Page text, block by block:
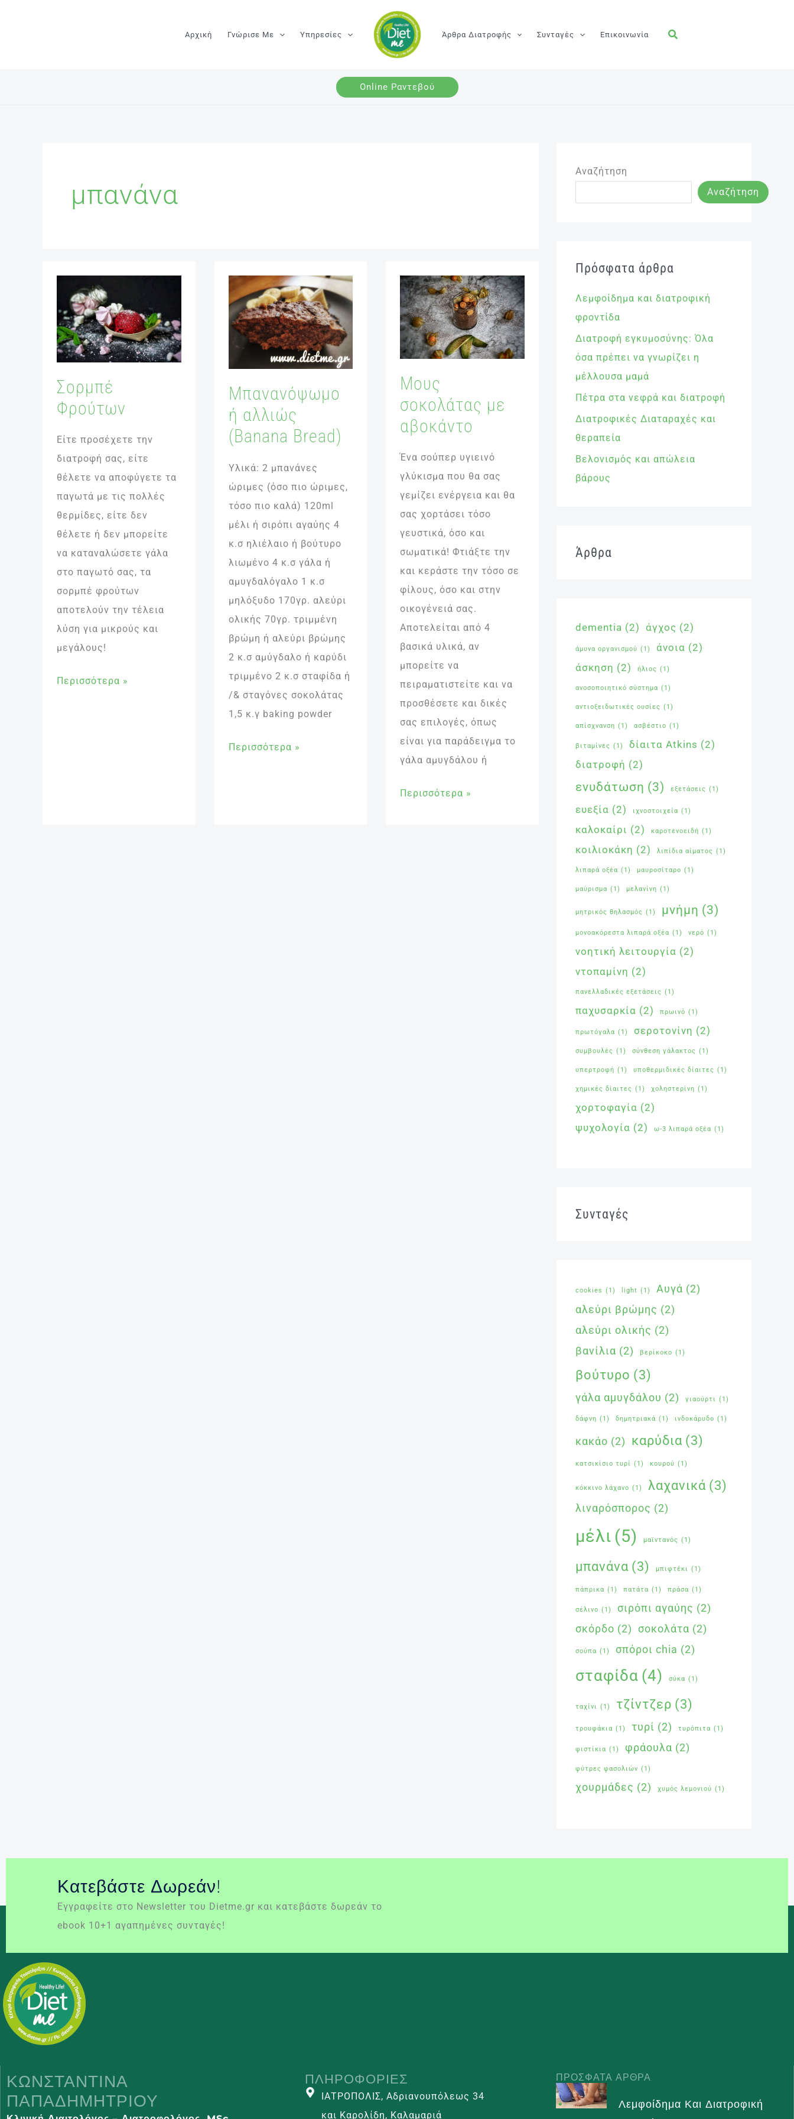
Αρχική Γνώρισε Με Υπηρεσίες Άρθρα Διατροφής Συνταγές Επικοινωνία
Online Ραντεβού
μπανάνα
Σορμπέ
Φρούτων
Είτε προσέχετε την
διατροφή σας, είτε
θέλετε να αποφύγετε τα
παγωτά με τις πολλές
θερμίδες, είτε δεν
θέλετε ή δεν μπορείτε
να καταναλώσετε γάλα
στο παγωτό σας, τα
σορμπέ φρούτων
αποτελούν την τέλεια
λύση για μικρούς και
μεγάλους!
Φρούτων
Περισσότερα »
Μπανανόψωμο
ή αλλιώς
(Banana Bread)
Υλικά: 2 μπανάνες
ώριμες (όσο πιο ώριμες,
τόσο πιο καλά) 120ml
μέλι ή σιρόπι αγαύης 4
κ.σ ηλιέλαιο ή βούτυρο
λιωμένο 4 κ.σ γάλα ή
αμυγδαλόγαλο 1 κ.σ
μηλόξυδο 170γρ. αλεύρι
ολικής 70γρ. τριμμένη
βρώμη ή αλεύρι βρώμης
2 κ.σ αμύγδαλο ή καρύδι
τριμμένο 2 κ.σ σταφίδα ή
/& σταγόνες σοκολάτας
1,5 κ.γ baking powder
Μπανανόψωμο
ή
αλλιώς
(Banana
Περισσότερα »
Μους
σοκολάτας με
αβοκάντο
Ένα σούπερ υγιεινό
γλύκισμα που θα σας
γεμίζει ενέργεια και θα
σας χορτάσει τόσο
γευστικά, όσο και
σωματικά! Φτιάξτε την
και κεράστε την τόσο σε
φίλους, όσο και στην
οικογένειά σας.
Αποτελείται από 4
βασικά υλικά, αν
μπορείτε να
πειραματιστείτε και να
προσθέσετε και δικές
σας επιλογές, όπως
είναι για παράδειγμα το
γάλα αμυγδάλου ή
Μους
σοκολάτας
με
αβοκάντο
Περισσότερα »
Αναζήτηση
Αναζήτηση
Πρόσφατα άρθρα
Λεμφοίδημα και διατροφική
φροντίδα
Διατροφή εγκυμοσύνης: Όλα
όσα πρέπει να γνωρίζει η
μέλλουσα μαμά
Πέτρα στα νεφρά και διατροφή
Διατροφικές Διαταραχές και
θεραπεία
Βελονισμός και απώλεια
βάρους
Άρθρα
dementia (2) άγχος (2)
άμυνα οργανισμού (1) άνοια (2)
άσκηση (2) ήλιος (1)
ανοσοποιητικό σύστημα (1)
αντιοξειδωτικές ουσίες (1)
απίσχνανση (1) ασβέστιο (1)
βιταμίνες (1) δίαιτα Atkins (2)
διατροφή (2)
ενυδάτωση (3) εξετάσεις (1)
ευεξία (2) ιχνοστοιχεία (1)
καλοκαίρι (2) καροτενοειδή (1)
κοιλιοκάκη (2) λιπίδια αίματος (1)
λιπαρά οξέα (1) μαυροσίταρο (1)
μαύρισμα (1) μελανίνη (1)
μητρικός θηλασμός (1) μνήμη (3)
μονοακόρεστα λιπαρά οξέα (1) νερό (1)
νοητική λειτουργία (2)
ντοπαμίνη (2)
πανελλαδικές εξετάσεις (1)
παχυσαρκία (2) πρωινό (1)
πρωτόγαλα (1) σεροτονίνη (2)
συμβουλές (1) σύνθεση γάλακτος (1)
υπερτροφή (1) υποθερμιδικές δίαιτες (1)
χημικές δίαιτες (1) χοληστερίνη (1)
χορτοφαγία (2)
ψυχολογία (2) ω-3 λιπαρά οξέα (1)
Συνταγές
cookies (1) light (1) Αυγά (2)
αλεύρι βρώμης (2)
αλεύρι ολικής (2)
βανίλια (2) βερίκοκο (1)
βούτυρο (3)
γάλα αμυγδάλου (2) γιαούρτι (1)
δάφνη (1) δημητριακά (1) ινδοκάρυδο (1)
κακάο (2) καρύδια (3)
κατσικίσιο τυρί (1) κουρού (1)
κόκκινο λάχανο (1) λαχανικά (3)
λιναρόσπορος (2)
μέλι (5) μαϊντανός (1)
μπανάνα (3) μπιφτέκι (1)
πάπρικα (1) πατάτα (1) πράσα (1)
σέλινο (1) σιρόπι αγαύης (2)
σκόρδο (2) σοκολάτα (2)
σούπα (1) σπόροι chia (2)
σταφίδα (4) σύκα (1)
ταχίνι (1) τζίντζερ (3)
τρουφάκια (1) τυρί (2) τυρόπιτα (1)
φιστίκια (1) φράουλα (2)
φύτρες φασολιών (1)
χουρμάδες (2) χυμός λεμονιού (1)
Κατεβάστε Δωρεάν!
Εγγραφείτε στο Newsletter του Dietme.gr και κατεβάστε δωρεάν το
ebook 10+1 αγαπημένες συνταγές!
ΚΩΝΣΤΑΝΤΊΝΑ
ΠΑΠΑΔΗΜΗΤΡΊΟΥ
ΠΛΗΡΟΦΟΡΊΕΣ
ΙΑΤΡΟΠΟΛΙΣ, Αδριανουπόλεως 34
και Καρολίδη, Καλαμαριά
ΠΡΌΣΦΑΤΑ ΆΡΘΡΑ
Λεμφοίδημα Και Διατροφική